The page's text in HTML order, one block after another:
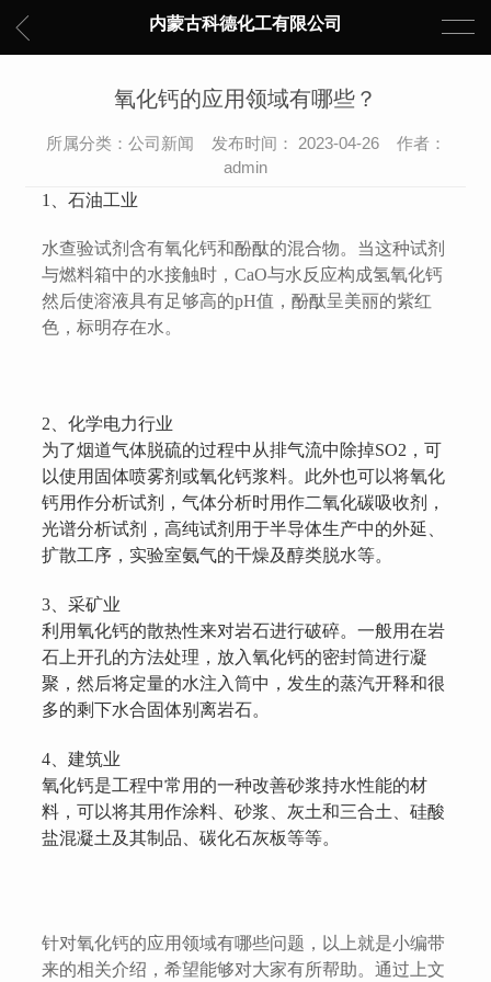
内蒙古科德化工有限公司
氧化钙的应用领域有哪些？
所属分类：公司新闻 发布时间： 2023-04-26 作者：
admin
1、石油工业
水查验试剂含有氧化钙和酚酞的混合物。当这种试剂
与燃料箱中的水接触时，CaO与水反应构成氢氧化钙
然后使溶液具有足够高的pH值，酚酞呈美丽的紫红
色，标明存在水。
2、化学电力行业
为了烟道气体脱硫的过程中从排气流中除掉SO2，可
以使用固体喷雾剂或氧化钙浆料。此外也可以将氧化
钙用作分析试剂，气体分析时用作二氧化碳吸收剂，
光谱分析试剂，高纯试剂用于半导体生产中的外延、
扩散工序，实验室氨气的干燥及醇类脱水等。
3、采矿业
利用氧化钙的散热性来对岩石进行破碎。一般用在岩
石上开孔的方法处理，放入氧化钙的密封筒进行凝
聚，然后将定量的水注入筒中，发生的蒸汽开释和很
多的剩下水合固体别离岩石。
4、建筑业
氧化钙是工程中常用的一种改善砂浆持水性能的材
料，可以将其用作涂料、砂浆、灰土和三合土、硅酸
盐混凝土及其制品、碳化石灰板等等。
针对氧化钙的应用领域有哪些问题，以上就是小编带
来的相关介绍，希望能够对大家有所帮助。通过上文